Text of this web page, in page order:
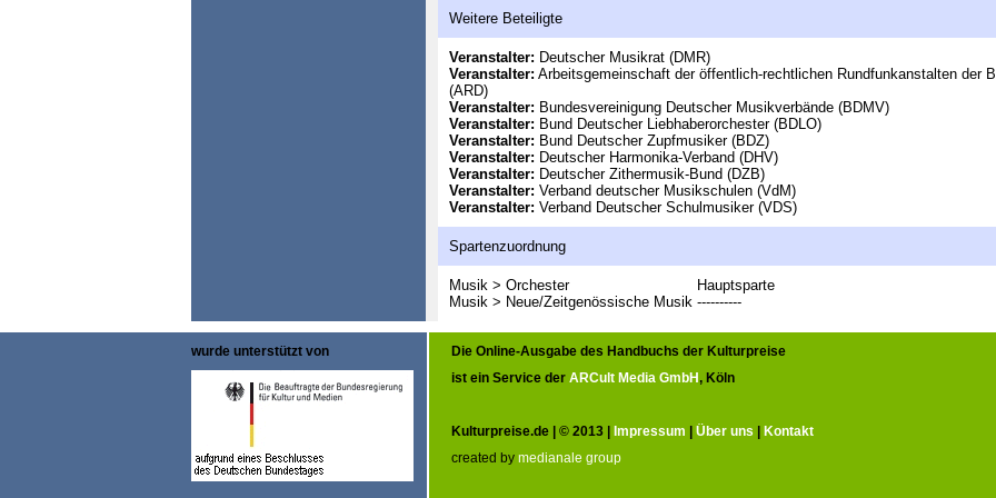
Weitere Beteiligte
Veranstalter: Deutscher Musikrat (DMR)
Veranstalter: Arbeitsgemeinschaft der öffentlich-rechtlichen Rundfunkanstalten der
(ARD)
Veranstalter: Bundesvereinigung Deutscher Musikverbände (BDMV)
Veranstalter: Bund Deutscher Liebhaberorchester (BDLO)
Veranstalter: Bund Deutscher Zupfmusiker (BDZ)
Veranstalter: Deutscher Harmonika-Verband (DHV)
Veranstalter: Deutscher Zithermusik-Bund (DZB)
Veranstalter: Verband deutscher Musikschulen (VdM)
Veranstalter: Verband Deutscher Schulmusiker (VDS)
Spartenzuordnung
Musik > Orchester
Hauptsparte
Musik > Neue/Zeitgenössische Musik ----------
wurde unterstützt von
Die Online-Ausgabe des Handbuchs der Kulturpreise
ist ein Service der ARCult Media GmbH, Köln
Kulturpreise.de | © 2013 | Impressum Über uns
Kontakt
created by medianale group